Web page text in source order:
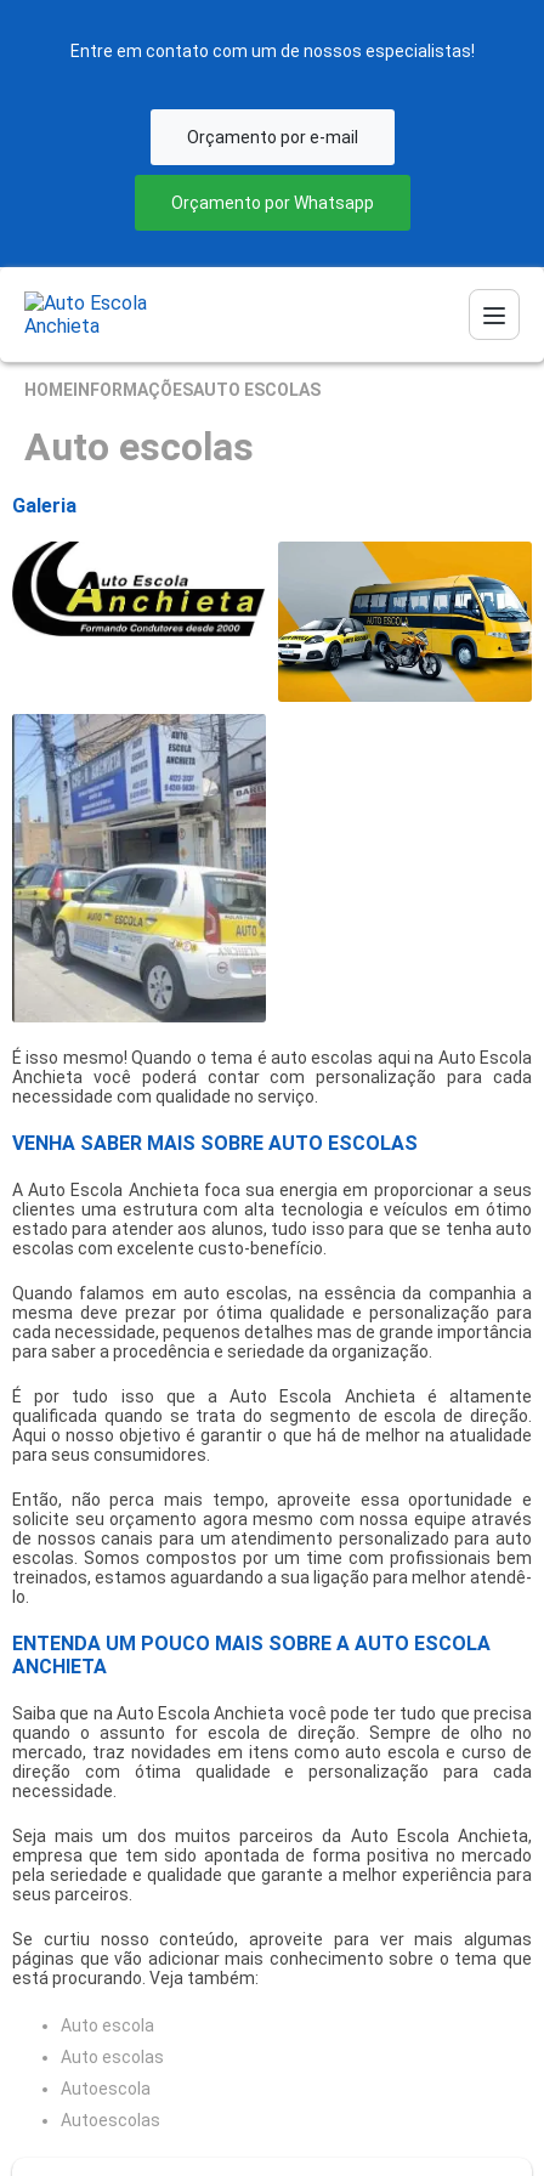
Entre em contato com um de nossos especialistas!
Orçamento por e-mail
Orçamento por Whatsapp
HOME INFORMAÇÕESAUTO ESCOLAS
Auto escolas
Galeria
É isso mesmo! Quando o tema é auto escolas aqui na Auto Escola
Anchieta você poderá contar com personalização para cada
necessidade com qualidade no serviço.
VENHA SABER MAIS SOBRE AUTO ESCOLAS
A Auto Escola Anchieta foca sua energia em proporcionar a seus
clientes uma estrutura com alta tecnologia e veículos em ótimo
estado para atender aos alunos, tudo isso para que se tenha auto
escolas com excelente custo-benefício.
Quando falamos em auto escolas, na essência da companhia a
mesma deve prezar por ótima qualidade e personalização para
cada necessidade, pequenos detalhes mas de grande importância
para saber a procedência e seriedade da organização.
É por tudo isso que a Auto Escola Anchieta é altamente
qualificada quando se trata do segmento de escola de direção.
Aqui o nosso objetivo é garantir o que há de melhor na atualidade
para seus consumidores.
Então, não perca mais tempo, aproveite essa oportunidade e
solicite seu orçamento agora mesmo com nossa equipe através
de nossos canais para um atendimento personalizado para auto
escolas . Somos compostos por um time com profissionais bem
treinados, estamos aguardando a sua ligação para melhor atendê-
lo.
ENTENDA UM POUCO MAIS SOBRE A AUTO ESCOLA
ANCHIETA
Saiba que na Auto Escola Anchieta você pode ter tudo que precisa
quando o assunto for escola de direção. Sempre de olho no
mercado, traz novidades em itens como auto escola e curso de
direção com ótima qualidade e personalização para cada
necessidade.
Seja mais um dos muitos parceiros da Auto Escola Anchieta,
empresa que tem sido apontada de forma positiva no mercado
pela seriedade e qualidade que garante a melhor experiência para
seus parceiros.
Se curtiu nosso conteúdo, aproveite para ver mais algumas
páginas que vão adicionar mais conhecimento sobre o tema que
está procurando. Veja também:
Auto escola
Auto escolas
Autoescola
Autoescolas